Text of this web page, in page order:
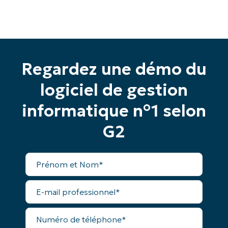
Regardez une démo du
logiciel de gestion
informatique n°1 selon
G2
Prénom
Nom*
E-
mail
professionnel*
Numéro
Pays
Company
name*